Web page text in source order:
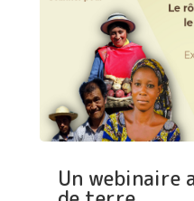
Un webinaire